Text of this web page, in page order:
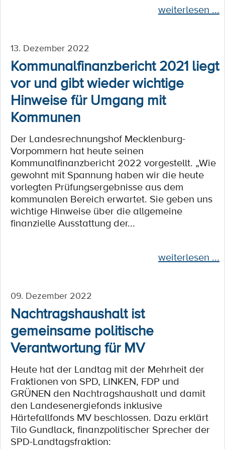
weiterlesen ...
13. Dezember 2022
Kommunalfinanzbericht 2021 liegt
vor und gibt wieder wichtige
Hinweise für Umgang mit
Kommunen
Der Landesrechnungshof Mecklenburg-
Vorpommern hat heute seinen
Kommunalfinanzbericht 2022 vorgestellt. „Wie
gewohnt mit Spannung haben wir die heute
vorlegten Prüfungsergebnisse aus dem
kommunalen Bereich erwartet. Sie geben uns
wichtige Hinweise über die allgemeine
finanzielle Ausstattung der...
weiterlesen ...
09. Dezember 2022
Nachtragshaushalt ist
gemeinsame politische
Verantwortung für MV
Heute hat der Landtag mit der Mehrheit der
Fraktionen von SPD, LINKEN, FDP und
GRÜNEN den Nachtragshaushalt und damit
den Landesenergiefonds inklusive
Härtefallfonds MV beschlossen. Dazu erklärt
Tilo Gundlack, finanzpolitischer Sprecher der
SPD-Landtagsfraktion: